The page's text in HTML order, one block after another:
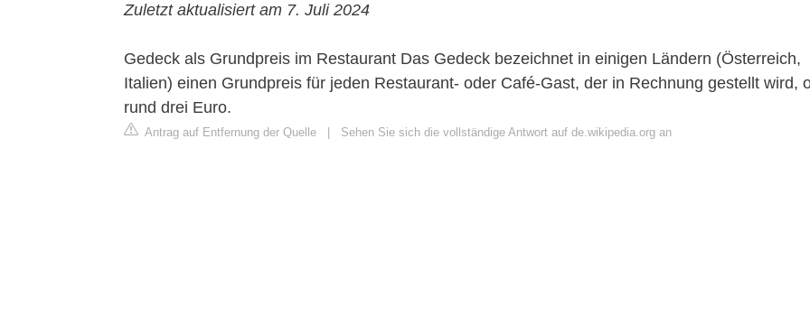
Zuletzt aktualisiert am 7. Juli 2024
Gedeck als Grundpreis im Restaurant Das Gedeck bezeichnet in einigen Ländern (Österreich,
Italien) einen Grundpreis für jeden Restaurant- oder Café-Gast, der in Rechnung gestellt wird,
rund drei Euro.
Antrag auf Entfernung der Quelle Sehen Sie sich die vollständige Antwort auf de.wikipedia.org an